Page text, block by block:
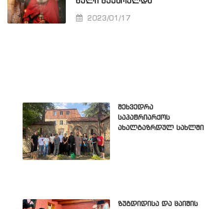
2023/01/17
შეხვედრა
საპატრიარქოს
ახალგაზრდულ სახლში
ზუგდიდისა და ცაიშის